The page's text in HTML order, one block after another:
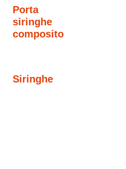
Porta
siringhe
composito
Siringhe